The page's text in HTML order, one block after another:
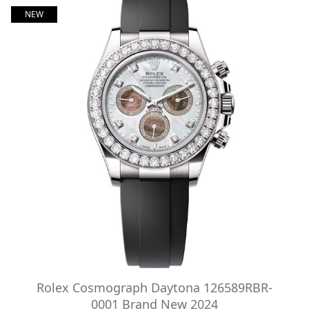
NEW
Rolex Cosmograph Daytona 126589RBR-
0001 Brand New 2024